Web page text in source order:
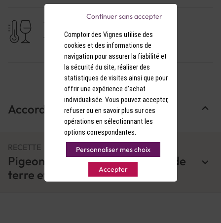
TEMPÉRATURE DE SERVICE
15-16°C
Accords Mets & Vins
RECETTE
Pigeon rôti, pétales de pomme de
terre et truffe
Comptoir des Vignes utilise des
cookies et des informations de
navigation pour assurer la fiabilité et
la sécurité du site, réaliser des
statistiques de visites ainsi que pour
offrir une expérience d'achat
individualisée. Vous pouvez accepter,
refuser ou en savoir plus sur ces
opérations en sélectionnant les
options correspondantes.
Personnaliser mes choix
Accepter
Continuer sans accepter